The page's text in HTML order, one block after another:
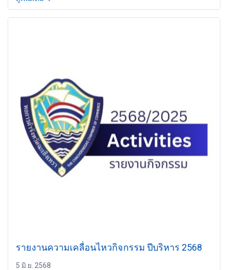
รายงานความเคลื่อนไหวกิจกรรม ปีบริหาร 2568
5 มิ.ย. 2568